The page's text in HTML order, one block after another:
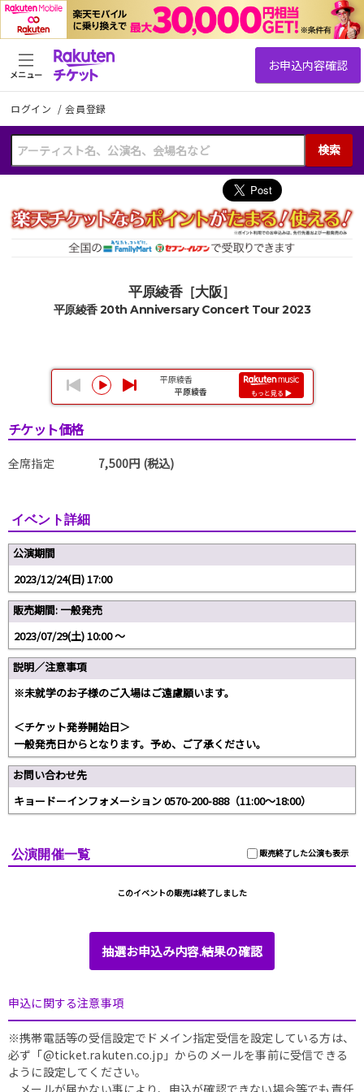
ログイン /会員登録
検索
メニュー
平原綾香［大阪］
平原綾香 20th Anniversary Concert Tour 2023
チケット価格
全席指定 7,500円 (税込)
イベント詳細
公演期間
2023/12/24(日) 17:00
販売期間: 一般発売
2023/07/29(土) 10:00 〜
説明／注意事項
※未就学のお子様のご入場はご遠慮願います。
＜チケット発券開始日＞
一般発売日からとなります。予め、ご了承ください。
お問い合わせ先
キョードーインフォメーション 0570-200-888（11:00～18:00）
販売終了した公演も表示
公演開催一覧
このイベントの販売は終了しました
抽選お申込み内容.結果の確認
申込に関する注意事項
※携帯電話等の受信設定でドメイン指定受信を設定している方は、
必ず「@ticket.rakuten.co.jp」からのメールを事前に受信できる
ように設定してください。
メールが届かない事により、申込が確認できない場合等でも責任